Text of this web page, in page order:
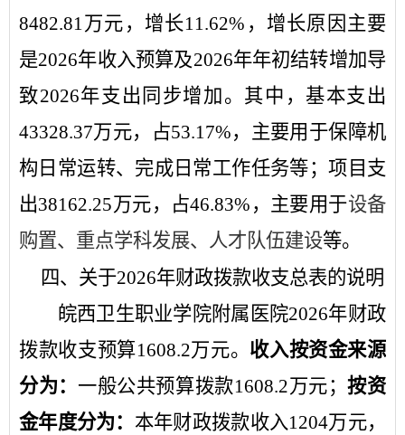
8482.81万元，增长11.62% ，增长原因主要
是2026年收入预算及2026年年初结转增加导
致2026年支出同步增加。其中，基本支出
43328.37万元，占53.17%，主要用于保障机
构日常运转、完成日常工作任务等；项目支
出38162.25万元，占46.83% ，主要用于设备
购置、重点学科发展、人才队伍建设等。
四、关于2026年财政拨款收支总表的说明
皖西卫生职业学院附属医院2026年财政
拨款收支预算1608.2万元。 收入按资金来源
分为： 一般公共预算拨款1608.2万元； 按资
金年度分为： 本年财政拨款收入1204万元，